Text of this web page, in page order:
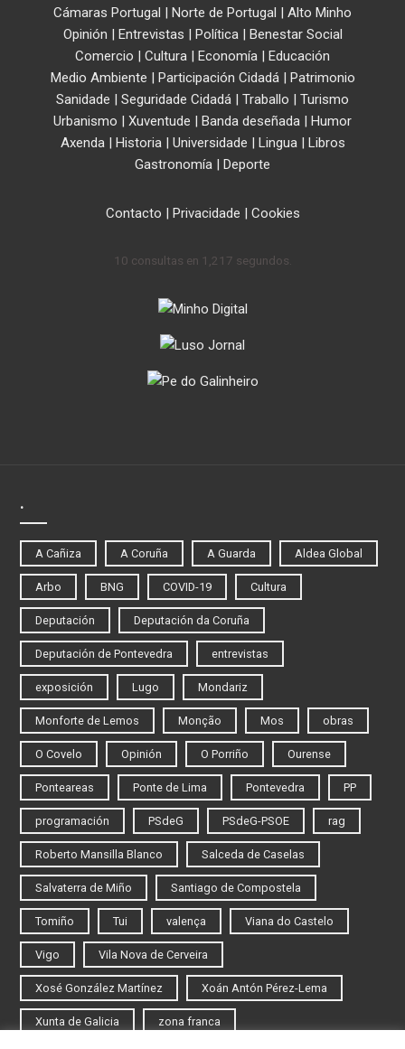
Cámaras Portugal | Norte de Portugal | Alto Minho
Opinión | Entrevistas | Política| Benestar Social
Comercio | Cultura | Economía | Educación
Medio Ambiente | Participación Cidadá| Patrimonio
Sanidade | Seguridade Cidadá | Traballo | Turismo
Urbanismo | Xuventude | Banda deseñada | Humor
Axenda| Historia| Universidade | Lingua| Libros
Gastronomía | Deporte
Contacto | Privacidade | Cookies
10 consultas en 1,217 segundos.
.
A Cañiza A Coruña A Guarda Aldea Global
Arbo BNG COVID-19 Cultura
Deputación Deputación da Coruña
Deputación de Pontevedra entrevistas
exposición Lugo Mondariz
Monforte de Lemos Monção Mos obras
O Covelo Opinión O Porriño Ourense
Ponteareas Ponte de Lima Pontevedra PP
programación PSdeG PSdeG-PSOE rag
Roberto Mansilla Blanco Salceda de Caselas
Salvaterra de Miño Santiago de Compostela
Tomiño Tui valença Viana do Castelo
Vigo Vila Nova de Cerveira
Xosé González Martínez Xoán Antón Pérez-Lema
Xunta de Galicia zona franca